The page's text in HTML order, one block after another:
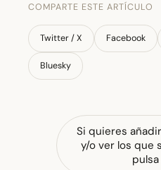
COMPARTE ESTE ARTÍCULO
Twitter / X Facebook
Bluesky
Si quieres
y/o ver los que